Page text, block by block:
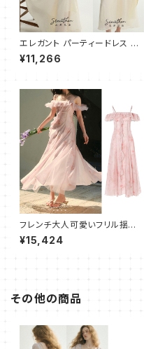
エレガント パーティードレス ワ
ンピース ロング
¥11,266
フレンチ大人可愛いフリル揺れ
るキャミワンピース フレアロン
グ
¥15,424
その他の商品